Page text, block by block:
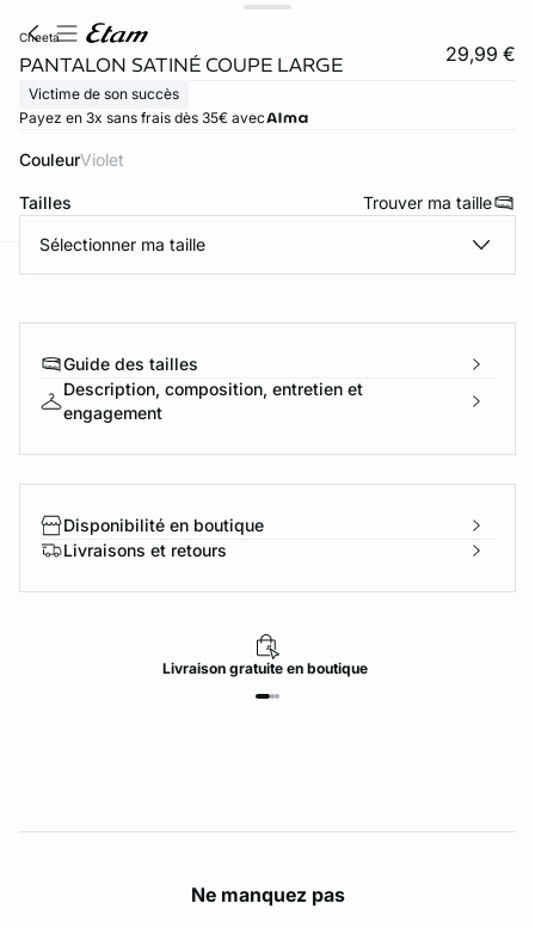
cheeta
PANTALON SATINÉ COUPE LARGE 29,99 €
Victime de son succès
Payez en 3x sans frais dès 35€ avec
Couleur violet
Tailles Trouver ma taille
Sélectionner ma taille
Guide des tailles
Description, composition, entretien et
engagement
Disponibilité en boutique
Livraisons et retours
Livraisongratuiteen boutique
Ne manquez pas